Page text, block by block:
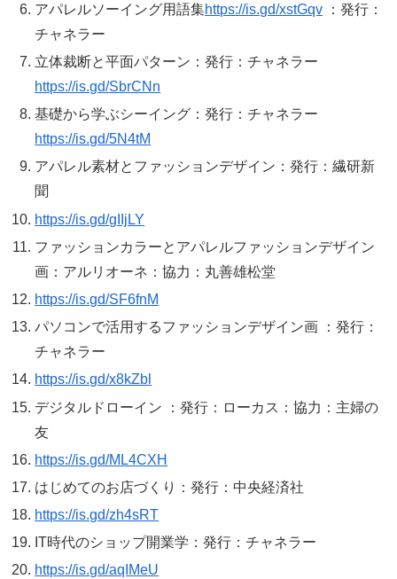
アパレルソーイング用語集https://is.gd/xstGqv ：発行：
チャネラー
立体裁断と平面パターン：発行：チャネラー
https://is.gd/SbrCNn
基礎から学ぶシーイング：発行：チャネラー
https://is.gd/5N4tM
アパレル素材とファッションデザイン：発行：繊研新
聞
https://is.gd/gIIjLY
ファッションカラーとアパレルファッションデザイン
画：アルリオーネ：協力：丸善雄松堂
https://is.gd/SF6fnM
パソコンで活用するファッションデザイン画 ：発行：
チャネラー
https://is.gd/x8kZbl
デジタルドローイン ：発行：ローカス：協力：主婦の
友
https://is.gd/ML4CXH
はじめてのお店づくり：発行：中央経済社
https://is.gd/zh4sRT
IT時代のショップ開業学：発行：チャネラー
https://is.gd/aqIMeU